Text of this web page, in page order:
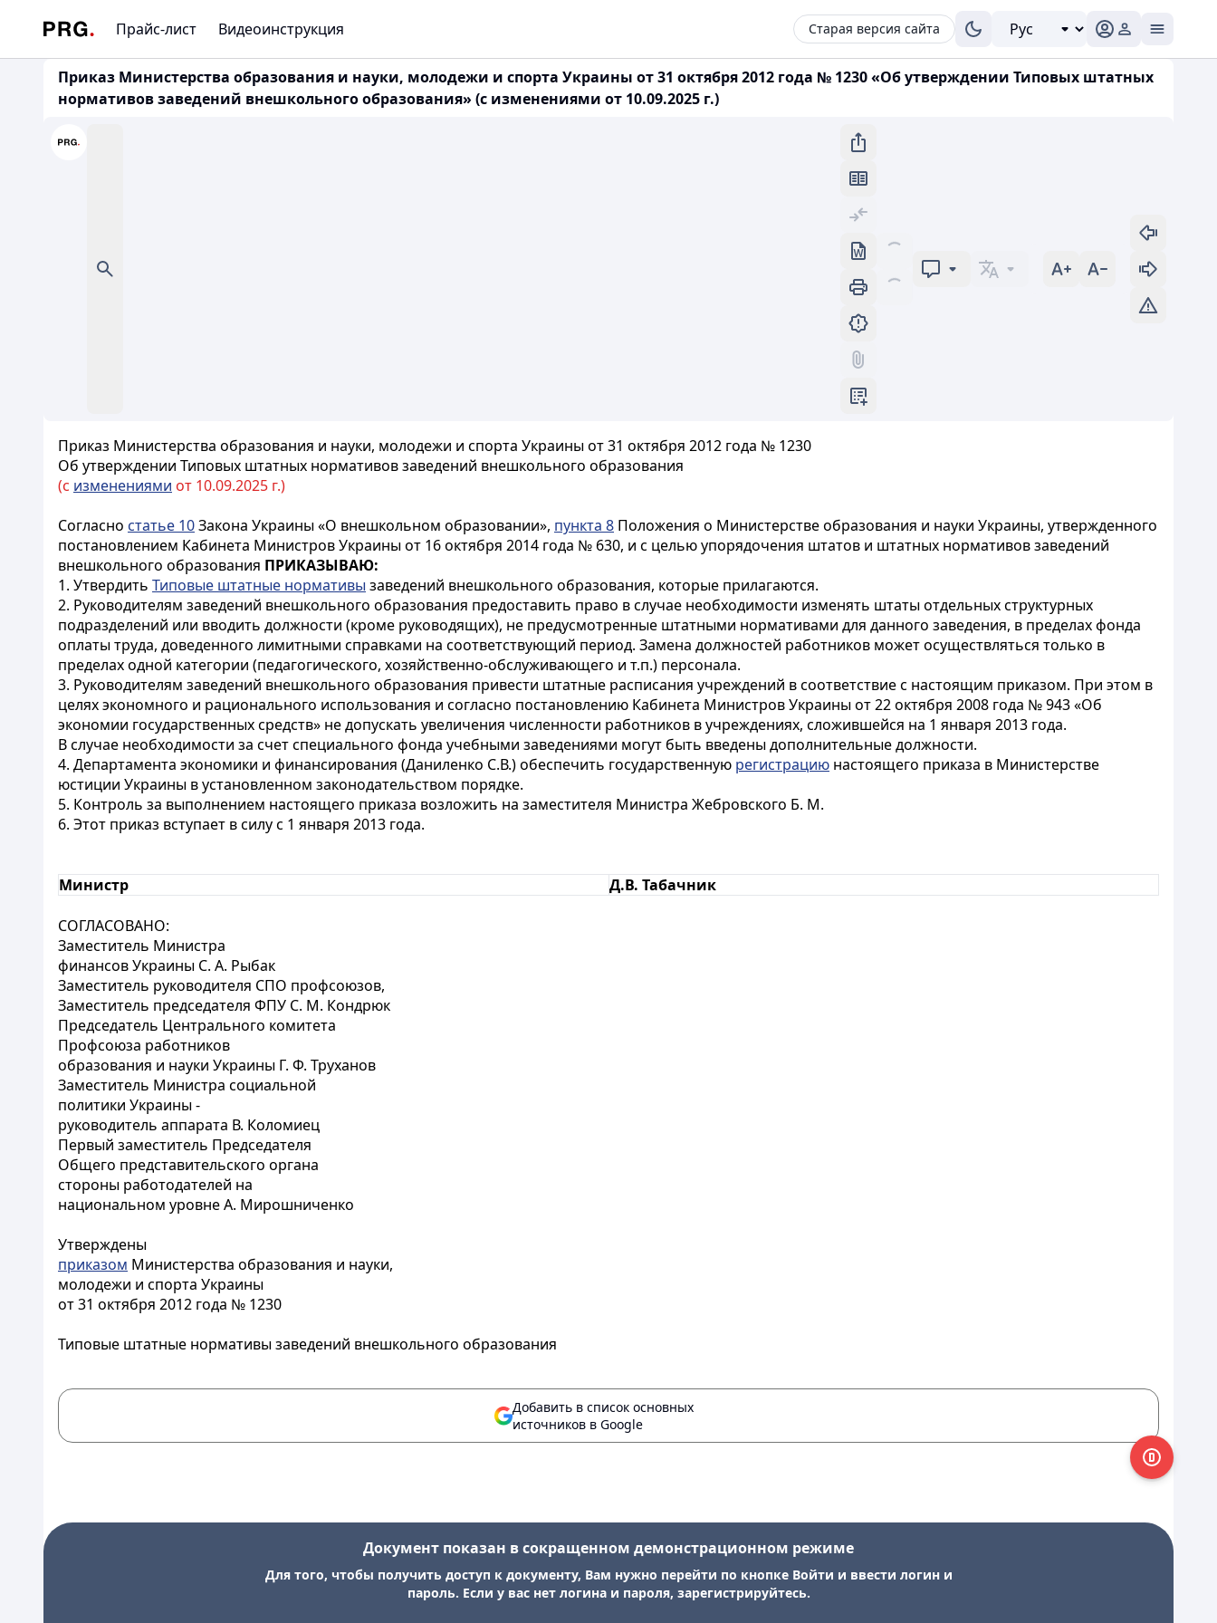
Прайс-лист Видеоинструкция Старая версия сайта
Приказ Министерства образования и науки, молодежи и спорта Украины от 31 октября 2012 года № 1230 «Об утверждении Типовых штатных
нормативов заведений внешкольного образования» (с изменениями от 10.09.2025 г.)
Приказ Министерства образования и науки, молодежи и спорта Украины от 31 октября 2012 года № 1230
Об утверждении Типовых штатных нормативов заведений внешкольного образования
(с изменениями от 10.09.2025 г.)
Согласно статье 10Закона Украины «О внешкольном образовании», пункта 8 Положения о Министерстве образования и науки Украины, утвержденного
постановлением Кабинета Министров Украины от 16 октября 2014 года № 630, и с целью упорядочения штатов и штатных нормативов заведений
внешкольного образования ПРИКАЗЫВАЮ:
1. Утвердить Типовые штатные нормативы заведений внешкольного образования, которые прилагаются.
2. Руководителям заведений внешкольного образования предоставить право в случае необходимости изменять штаты отдельных структурных
подразделений или вводить должности (кроме руководящих), не предусмотренные штатными нормативами для данного заведения, в пределах фонда
оплаты труда, доведенного лимитными справками на соответствующий период. Замена должностей работников может осуществляться только в
пределах одной категории (педагогического, хозяйственно-обслуживающего и т.п.) персонала.
3. Руководителям заведений внешкольного образования привести штатные расписания учреждений в соответствие с настоящим приказом. При этом в
целях экономного и рационального использования и согласно постановлению Кабинета Министров Украины от 22 октября 2008 года № 943 «Об
экономии государственных средств» не допускать увеличения численности работников в учреждениях, сложившейся на 1 января 2013 года.
В случае необходимости за счет специального фонда учебными заведениями могут быть введены дополнительные должности.
4. Департамента экономики и финансирования (Даниленко С.В.) обеспечить государственную регистрацию настоящего приказа в Министерстве
юстиции Украины в установленном законодательством порядке.
5. Контроль за выполнением настоящего приказа возложить на заместителя Министра Жебровского Б. М.
6. Этот приказ вступает в силу с 1 января 2013 года.
Министр Д.В. Табачник
СОГЛАСОВАНО:
Заместитель Министра
финансов Украины С. А. Рыбак
Заместитель руководителя СПО профсоюзов,
Заместитель председателя ФПУ С. М. Кондрюк
Председатель Центрального комитета
Профсоюза работников
образования и науки Украины Г. Ф. Труханов
Заместитель Министра социальной
политики Украины -
руководитель аппарата В. Коломиец
Первый заместитель Председателя
Общего представительского органа
стороны работодателей на
национальном уровне А. Мирошниченко
Утверждены
приказом Министерства образования и науки,
молодежи и спорта Украины
от 31 октября 2012 года № 1230
Типовые штатные нормативы заведений внешкольного образования
Добавить в список основных
источников в Google
Документ показан в сокращенном демонстрационном режиме
Для того, чтобы получить доступ к документу, Вам нужно перейти по кнопке Войти и ввести логин и
пароль. Если у вас нет логина и пароля, зарегистрируйтесь.